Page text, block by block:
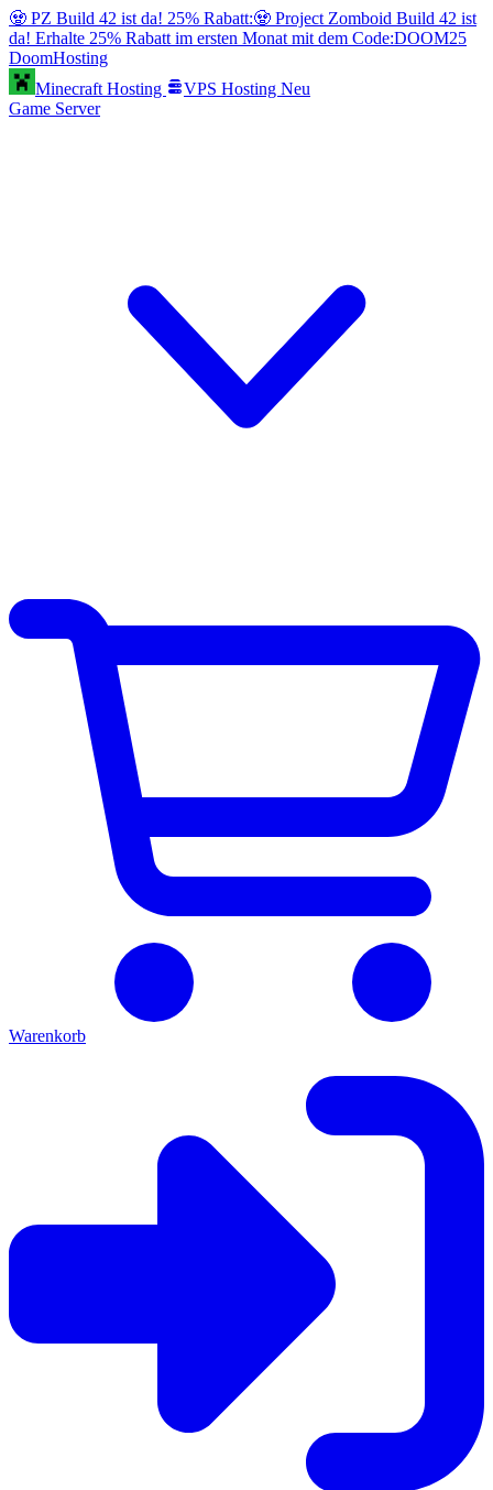
🧟 PZ Build 42 ist da! 25% Rabatt:🧟 Project Zomboid Build 42 ist
da! Erhalte 25% Rabatt im ersten Monat mit dem Code:DOOM25
DoomHosting
Minecraft Hosting
VPS Hosting Neu
Game Server
Warenkorb